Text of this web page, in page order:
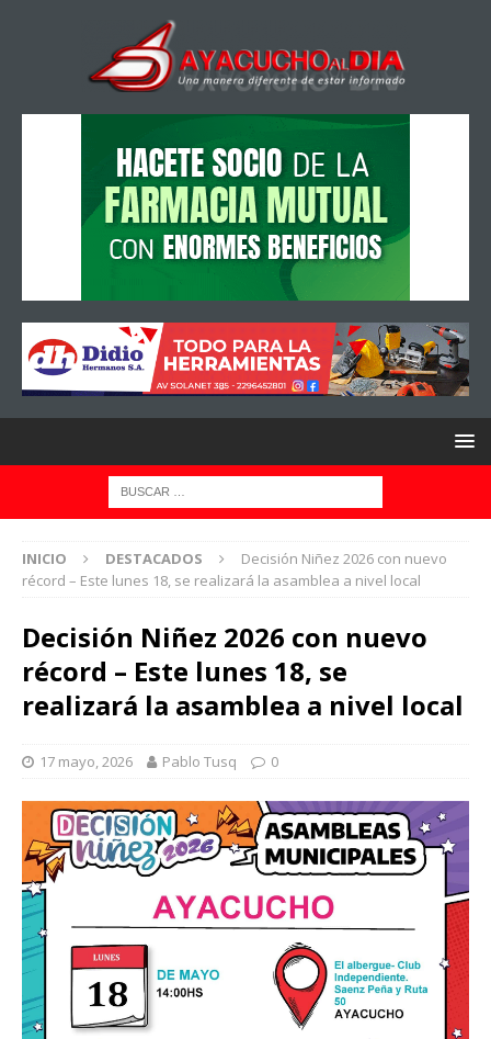
INICIO DESTACADOS
Decisión Niñez 2026 con nuevo
récord – Este lunes 18, se realizará la asamblea a nivel local
Decisión Niñez 2026 con nuevo
récord – Este lunes 18, se
realizará la asamblea a nivel local
17 mayo, 2026 Pablo Tusq 0